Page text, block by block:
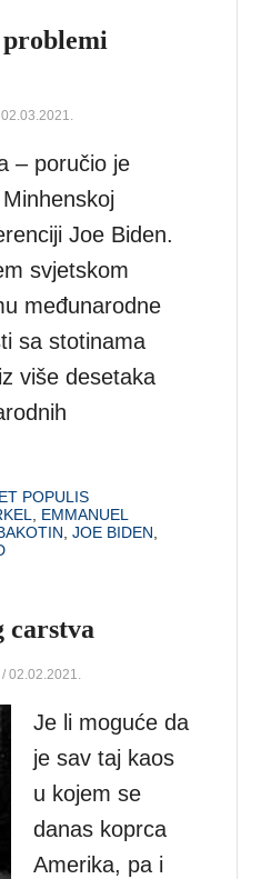
– poručio je
Joe Biden.
svjetskom
međunarodne
sa stotinama
više desetaka
POPULIS
, EMMANUEL
,JOE BIDEN,
carstva
/ 02.02.2021.
Je li moguće da
je sav taj kaos
u kojem se
danas koprca
Amerika, pa i